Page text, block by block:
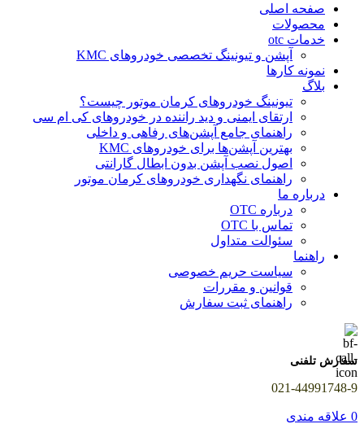
صفحه اصلی
محصولات
خدمات otc
آپشن و تیونینگ تخصصی خودروهای KMC
نمونه کارها
بلاگ
تیونینگ خودروهای کرمان موتور چیست؟
ارتقای ایمنی و دید راننده در خودروهای کی ام سی
راهنمای جامع آپشن‌های رفاهی و داخلی
بهترین آپشن‌ها برای خودروهای KMC
اصول نصب آپشن بدون ابطال گارانتی
راهنمای نگهداری خودروهای کرمان موتور
درباره ما
درباره OTC
تماس با OTC
سئوالت متداول
راهنما
سیاست حریم خصوصی
قوانین و مقررات
راهنمای ثبت سفارش
سفارش تلفنی
021-44991748-9
0 علاقه مندی